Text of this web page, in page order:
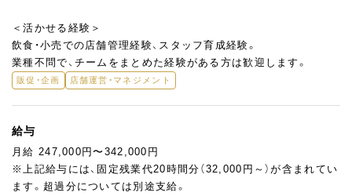
＜活かせる経験＞
飲食・小売での店舗管理経験、スタッフ育成経験。
業種不問で、チームをまとめた経験がある方は歓迎します。
販促・企画 店舗運営・マネジメント
給与
月給 247,000円〜342,000円
※上記給与には、固定残業代20時間分（32,000円～）が含まれてい
ます。超過分については別途支給。